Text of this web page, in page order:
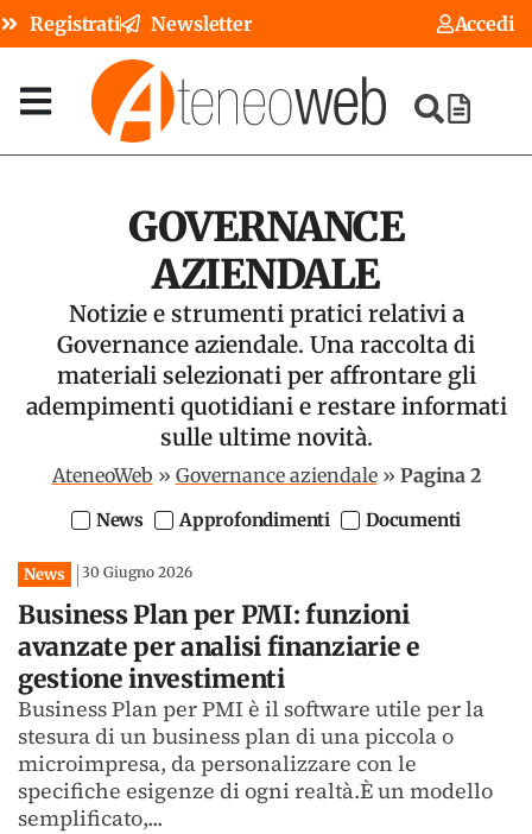
Registrati Newsletter Accedi
GOVERNANCE
AZIENDALE
Notizie e strumenti pratici relativi a
Governance aziendale. Una raccolta di
materiali selezionati per affrontare gli
adempimenti quotidiani e restare informati
sulle ultime novità.
AteneoWeb » Governance aziendale» Pagina 2
News Approfondimenti Documenti
News 30 Giugno 2026
Business Plan per PMI: funzioni
avanzate per analisi finanziarie e
gestione investimenti
Business Plan per PMI è il software utile per la
stesura di un business plan di una piccola o
microimpresa, da personalizzare con le
specifiche esigenze di ogni realtà.È un modello
semplificato,...